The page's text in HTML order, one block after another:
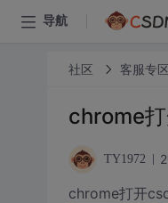
导航
社区 客服专区
chrome
TY1972
chrome打开